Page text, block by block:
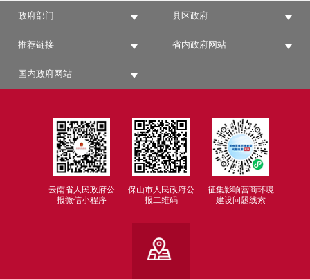
政府部门 县区政府
推荐链接 省内政府网站
国内政府网站
云南省人民政府公
报微信小程序
保山市人民政府公
报二维码
征集影响营商环境
建设问题线索